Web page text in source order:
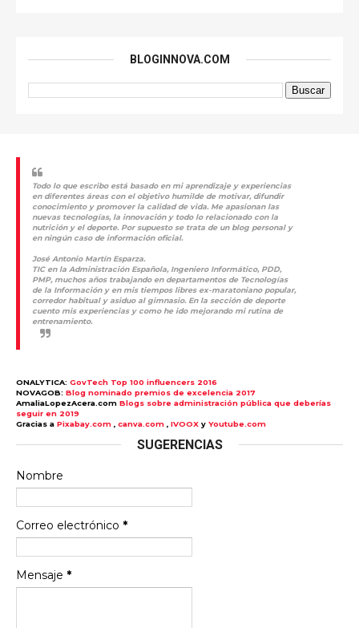
BLOGINNOVA.COM
Todo lo que escribo está basado en mi aprendizaje y experiencias
en diferentes áreas con el objetivo humilde de motivar, difundir
conocimiento y promover la calidad de vida. Me apasionan las
nuevas tecnologías, la innovación y todo lo relacionado con la
nutrición y el deporte. Por supuesto se trata de un blog personal y
en ningún caso de información oficial.
José Antonio Martín Esparza.
TIC en la Administración Española, Ingeniero Informático, PDD,
PMP, muchos años trabajando en departamentos de Tecnologías
de la Información y en mis tiempos libres ex-maratoniano popular,
corredor habitual y asiduo al gimnasio. En la sección de deporte
cuento mis experiencias y como he ido mejorando mi rutina de
entrenamiento.
ONALYTICA: GovTech Top 100 influencers 2016
NOVAGOB: Blog nominado premios de excelencia 2017
AmaliaLopezAcera.com Blogs sobre administración pública que deberías
seguir en 2019
Gracias a Pixabay.com canva.com IVOOX y Youtube.com
SUGERENCIAS
Nombre
Correo electrónico *
Mensaje *